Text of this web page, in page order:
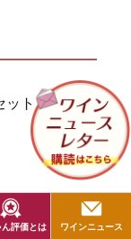
ット』
。
評価とは ワインニュース